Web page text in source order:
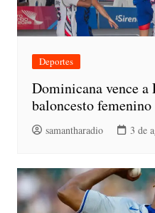
Deportes
Dominicana vence a
baloncesto femenino
samantharadio 3 de